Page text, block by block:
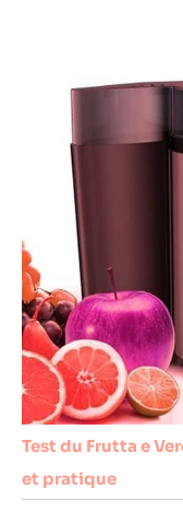
Test du Frutta e
et pratique